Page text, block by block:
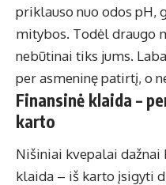
priklauso nuo odos pH,
mitybos. Todėl draugo
nebūtinai tiks jums.
per asmeninę patirtį, o
Finansinė klaida –
karto
Nišiniai kvepalai dažnai
klaida – iš karto įsigyti